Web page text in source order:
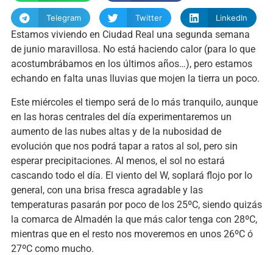
Telegram Twitter LinkedIn
Estamos viviendo en Ciudad Real una segunda semana
de junio maravillosa. No está haciendo calor (para lo que
acostumbrábamos en los últimos años…), pero estamos
echando en falta unas lluvias que mojen la tierra un poco.
Este miércoles el tiempo será de lo más tranquilo, aunque
en las horas centrales del día experimentaremos un
aumento de las nubes altas y de la nubosidad de
evolución que nos podrá tapar a ratos al sol, pero sin
esperar precipitaciones. Al menos, el sol no estará
cascando todo el día. El viento del W, soplará flojo por lo
general, con una brisa fresca agradable y las
temperaturas pasarán por poco de los 25ºC, siendo quizás
la comarca de Almadén la que más calor tenga con 28ºC,
mientras que en el resto nos moveremos en unos 26ºC ó
27ºC como mucho.